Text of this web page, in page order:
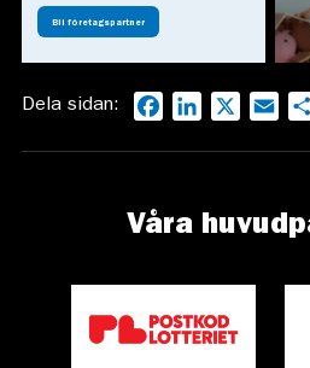
Bli företagspartner
Dela sidan: FacebookLinkedIn
Våra